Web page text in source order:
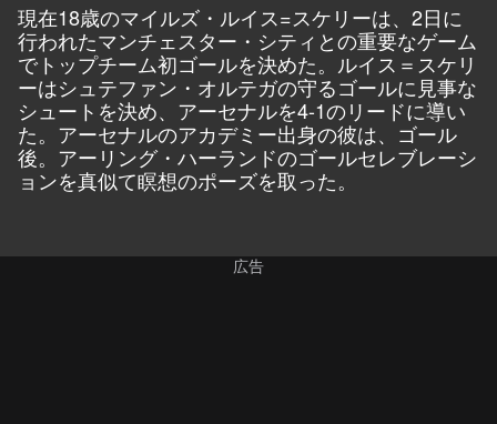
現在18歳のマイルズ・ルイス=スケリーは、2日に
行われたマンチェスター・シティとの重要なゲーム
でトップチーム初ゴールを決めた。ルイス＝スケリ
ーはシュテファン・オルテガの守るゴールに見事な
シュートを決め、アーセナルを4-1のリードに導い
た。アーセナルのアカデミー出身の彼は、ゴール
後。アーリング・ハーランドのゴールセレブレーシ
ョンを真似て瞑想のポーズを取った。
広告